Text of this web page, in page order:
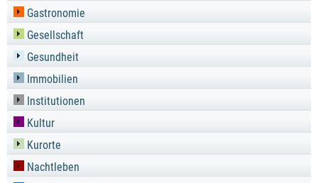
Gastronomie
Gesellschaft
Gesundheit
Immobilien
Institutionen
Kultur
Kurorte
Nachtleben